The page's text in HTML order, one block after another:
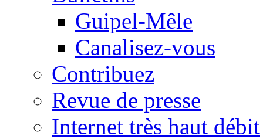
Guipel-Mêle
Canalisez-vous
Contribuez
Revue de presse
Internet très haut débit